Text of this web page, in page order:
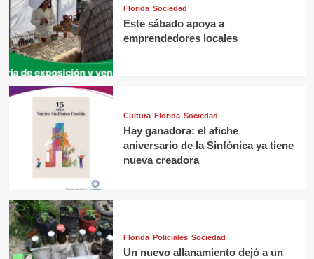
Florida Sociedad
Este sábado apoya a
emprendedores locales
Cultura Florida Sociedad
Hay ganadora: el afiche
aniversario de la Sinfónica ya tiene
nueva creadora
Florida Policiales Sociedad
Un nuevo allanamiento dejó a un